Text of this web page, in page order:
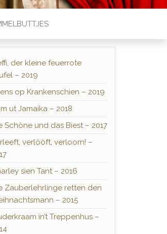
der kleine feuerrote
– 2019
op Krankenschien – 2019
ut Jamaika – 2018
Schöne und das Biest – 2017
verlööft, verloorn! –
sien Tant – 2016
Zauberlehrlinge retten den
– 2015
in’t Treppenhus –